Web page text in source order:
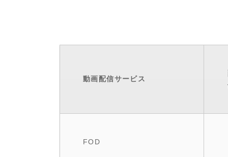
動画配信サービス
FOD